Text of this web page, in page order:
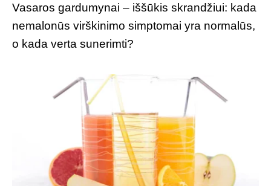
Vasaros gardumynai – iššūkis skrandžiui: kada
nemalonūs virškinimo simptomai yra normalūs,
o kada verta sunerimti?